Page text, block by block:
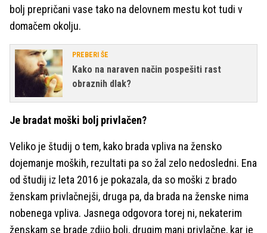
bolj prepričani vase tako na delovnem mestu kot tudi v
domačem okolju.
PREBERI ŠE
Kako na naraven način pospešiti rast
obraznih dlak?
Je bradat moški bolj privlačen?
Veliko je študij o tem, kako brada vpliva na žensko
dojemanje moških, rezultati pa so žal zelo nedosledni. Ena
od študij iz leta 2016 je pokazala, da so moški z brado
ženskam privlačnejši, druga pa, da brada na ženske nima
nobenega vpliva. Jasnega odgovora torej ni, nekaterim
ženskam se brade zdijo bolj, drugim manj privlačne, kar je